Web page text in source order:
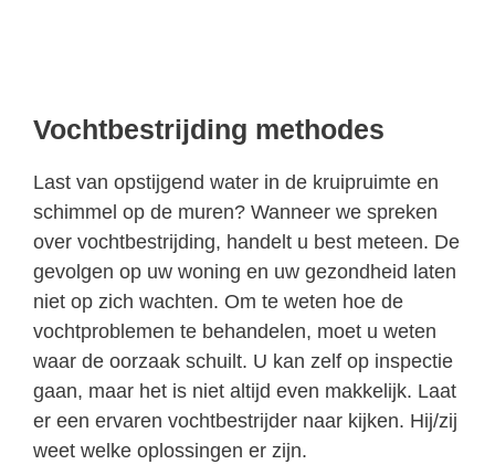
Vochtbestrijding methodes
Last van opstijgend water in de kruipruimte en
schimmel op de muren? Wanneer we spreken
over vochtbestrijding, handelt u best meteen. De
gevolgen op uw woning en uw gezondheid laten
niet op zich wachten. Om te weten hoe de
vochtproblemen te behandelen, moet u weten
waar de oorzaak schuilt. U kan zelf op inspectie
gaan, maar het is niet altijd even makkelijk. Laat
er een ervaren vochtbestrijder naar kijken. Hij/zij
weet welke oplossingen er zijn.